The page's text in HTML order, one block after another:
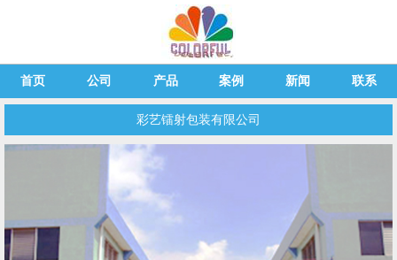
首页 公司 产品 案例 新闻 联系
彩艺镭射包装有限公司